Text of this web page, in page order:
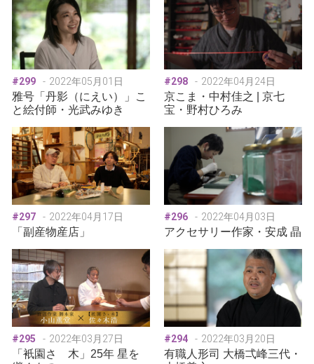
#299 2022年05月01日
雅号「丹影（にえい）」こ
と絵付師・光武みゆき
#298 2022年04月24日
京こま・中村佳之 | 京七
宝・野村ひろみ
#297 2022年04月17日
「副産物産店」
#296 2022年04月03日
アクセサリー作家・安成 晶
#295 2022年03月27日
「衹園さゝ木」25年 星を
#294 2022年03月20日
有職人形司 大橋弌峰三代・